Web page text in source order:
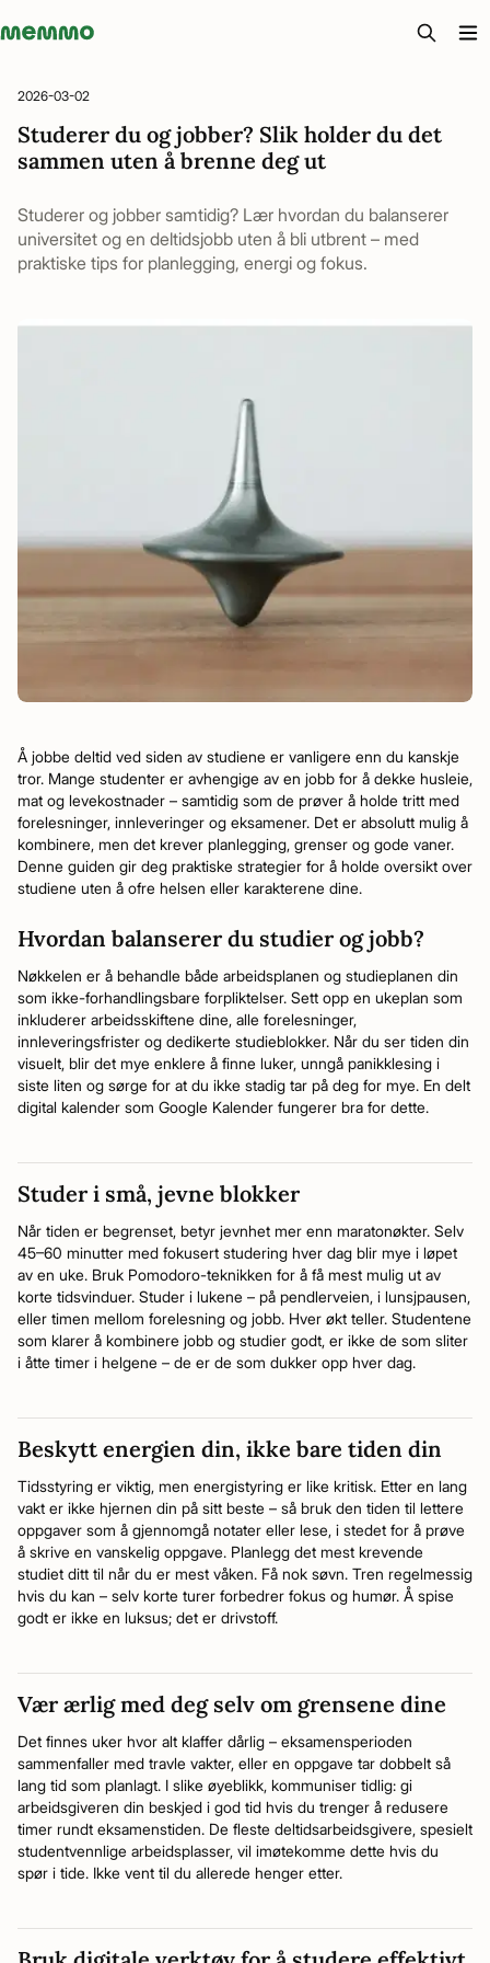
Memmo - AI-verktyg och digital kurslitteratur
2026-03-02
Studerer du og jobber? Slik holder du det
sammen uten å brenne deg ut
Studerer og jobber samtidig? Lær hvordan du balanserer
universitet og en deltidsjobb uten å bli utbrent – med
praktiske tips for planlegging, energi og fokus.
Å jobbe deltid ved siden av studiene er vanligere enn du kanskje
tror. Mange studenter er avhengige av en jobb for å dekke husleie,
mat og levekostnader – samtidig som de prøver å holde tritt med
forelesninger, innleveringer og eksamener. Det er absolutt mulig å
kombinere, men det krever planlegging, grenser og gode vaner.
Denne guiden gir deg praktiske strategier for å holde oversikt over
studiene uten å ofre helsen eller karakterene dine.
Hvordan balanserer du studier og jobb?
Nøkkelen er å behandle både arbeidsplanen og studieplanen din
som ikke-forhandlingsbare forpliktelser. Sett opp en ukeplan som
inkluderer arbeidsskiftene dine, alle forelesninger,
innleveringsfrister og dedikerte studieblokker. Når du ser tiden din
visuelt, blir det mye enklere å finne luker, unngå panikklesing i
siste liten og sørge for at du ikke stadig tar på deg for mye. En delt
digital kalender som Google Kalender fungerer bra for dette.
Studer i små, jevne blokker
Når tiden er begrenset, betyr jevnhet mer enn maratonøkter. Selv
45–60 minutter med fokusert studering hver dag blir mye i løpet
av en uke. Bruk Pomodoro-teknikken for å få mest mulig ut av
korte tidsvinduer. Studer i lukene – på pendlerveien, i lunsjpausen,
eller timen mellom forelesning og jobb. Hver økt teller. Studentene
som klarer å kombinere jobb og studier godt, er ikke de som sliter
i åtte timer i helgene – de er de som dukker opp hver dag.
Beskytt energien din, ikke bare tiden din
Tidsstyring er viktig, men energistyring er like kritisk. Etter en lang
vakt er ikke hjernen din på sitt beste – så bruk den tiden til lettere
oppgaver som å gjennomgå notater eller lese, i stedet for å prøve
å skrive en vanskelig oppgave. Planlegg det mest krevende
studiet ditt til når du er mest våken. Få nok søvn. Tren regelmessig
hvis du kan – selv korte turer forbedrer fokus og humør. Å spise
godt er ikke en luksus; det er drivstoff.
Vær ærlig med deg selv om grensene dine
Det finnes uker hvor alt klaffer dårlig – eksamensperioden
sammenfaller med travle vakter, eller en oppgave tar dobbelt så
lang tid som planlagt. I slike øyeblikk, kommuniser tidlig: gi
arbeidsgiveren din beskjed i god tid hvis du trenger å redusere
timer rundt eksamenstiden. De fleste deltidsarbeidsgivere, spesielt
studentvennlige arbeidsplasser, vil imøtekomme dette hvis du
spør i tide. Ikke vent til du allerede henger etter.